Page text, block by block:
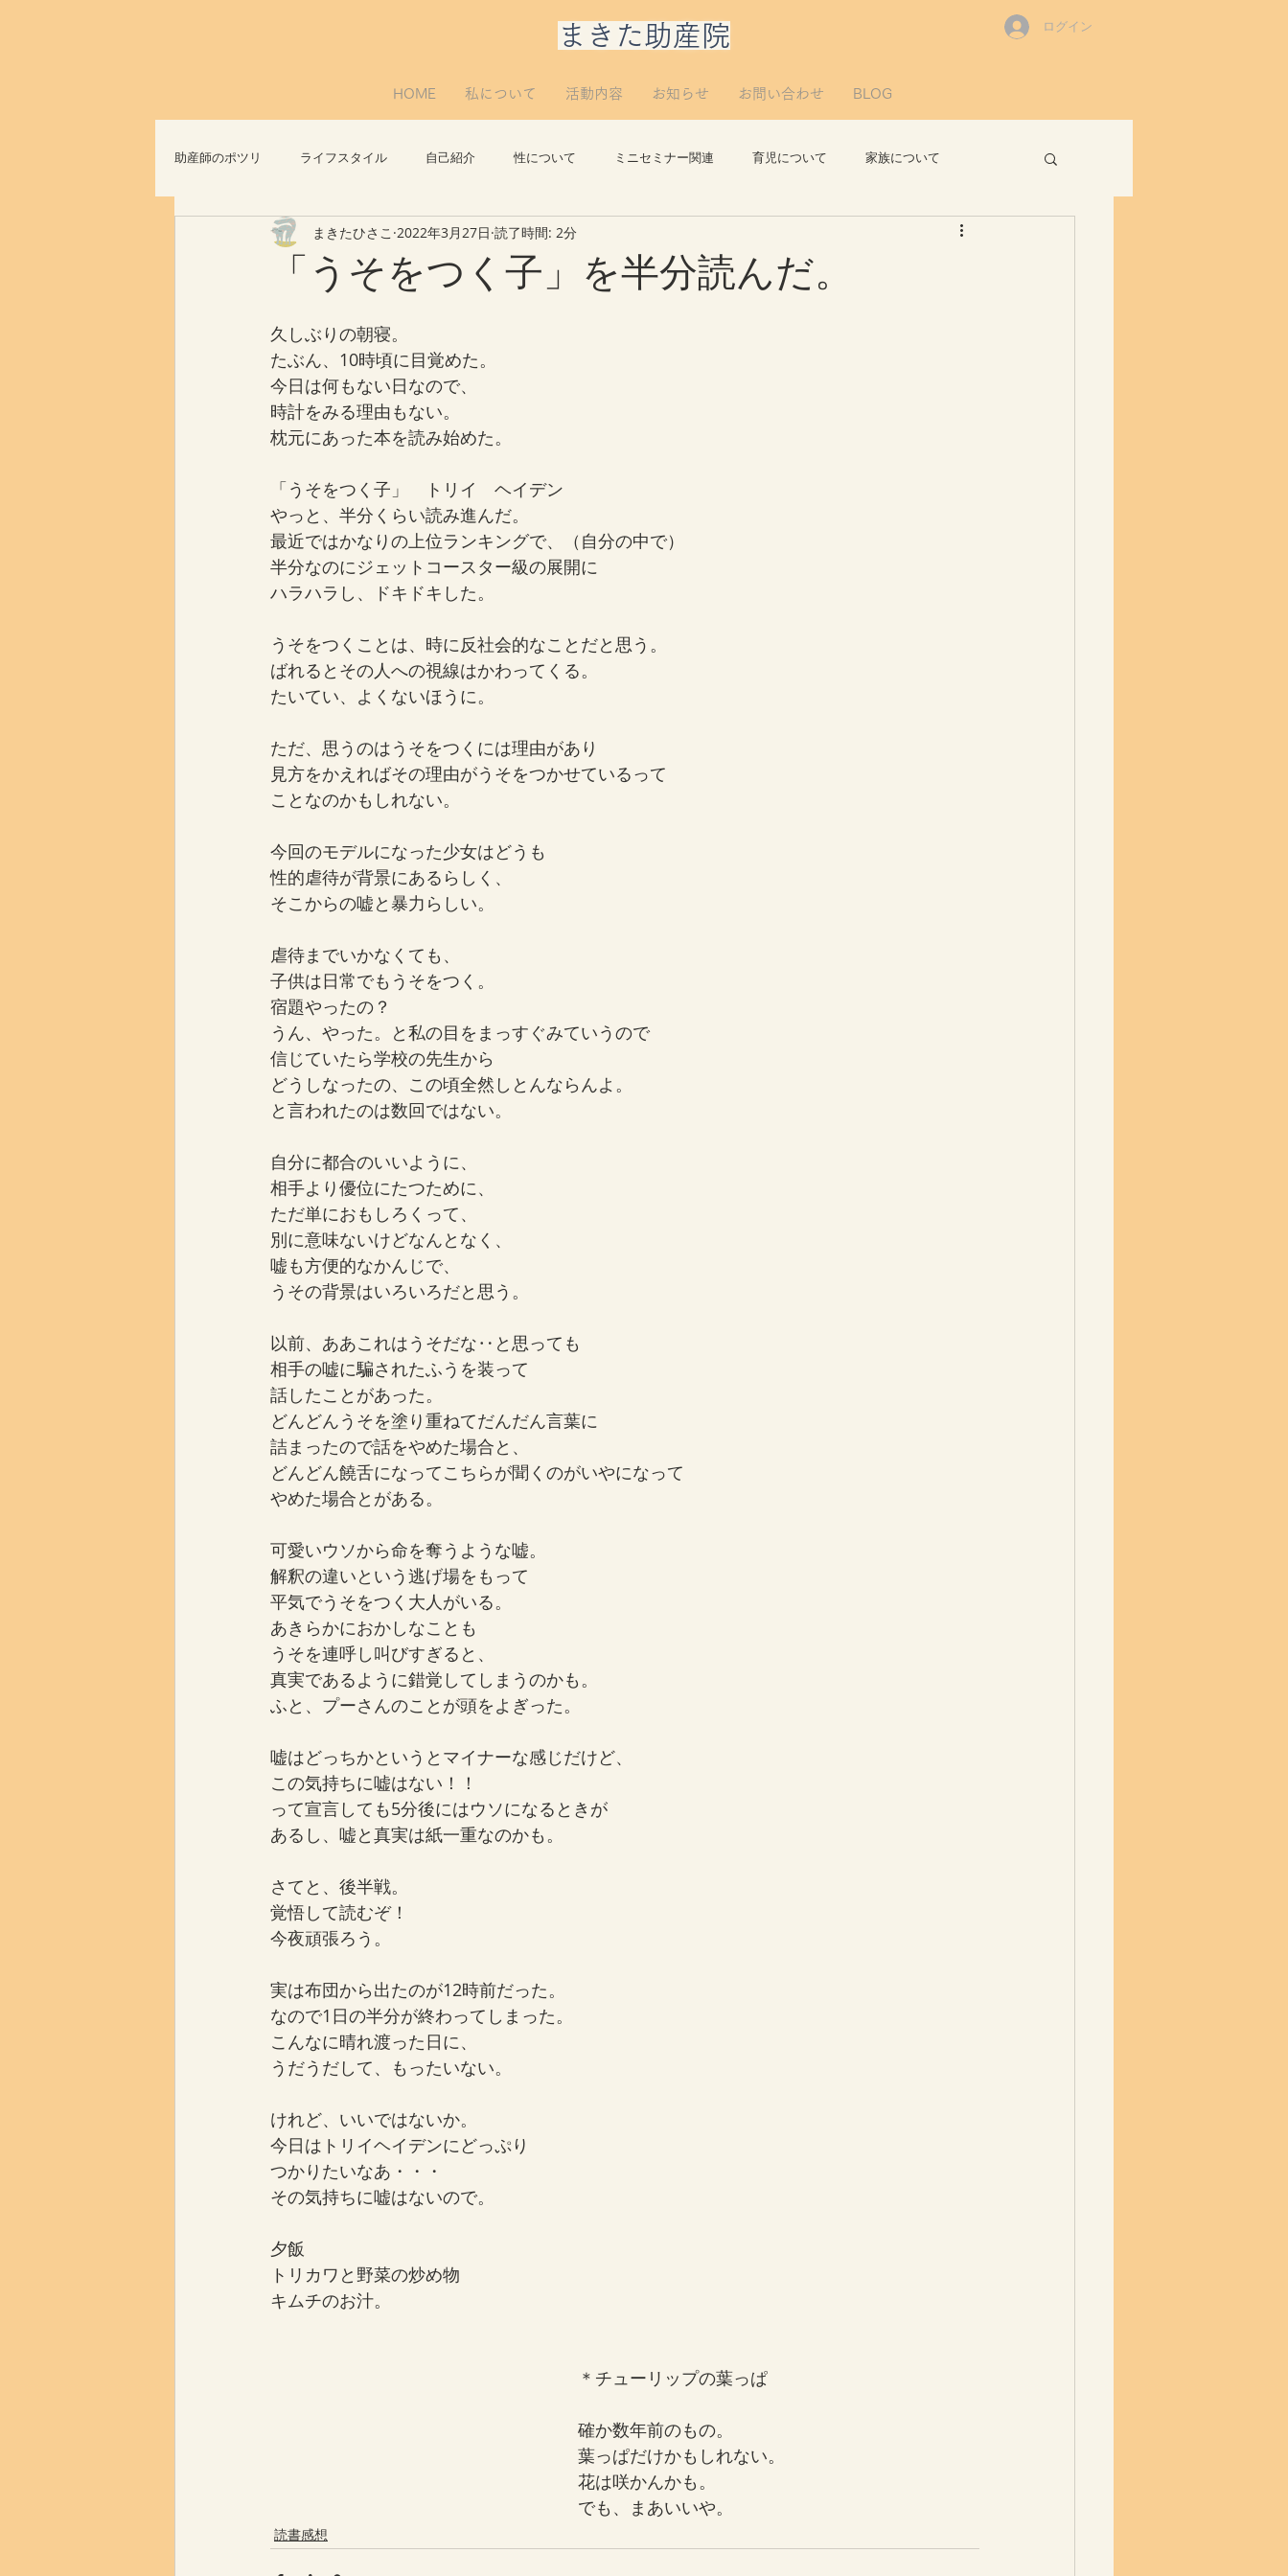
​まきた助産院 ログイン
HOME 私について 活動内容 お知らせ お問い合わせ BLOG
助産師のポツリ ライフスタイル 自己紹介 性について ミニセミナー関連 育児について 家族について
おっぱいについて 思い出 講義について
「うそをつく子」を半分読んだ。
まきたひさこ 2022年3月27日 読了時間: 2分
久しぶりの朝寝。
たぶん、10時頃に目覚めた。
今日は何もない日なので、
時計をみる理由もない。
枕元にあった本を読み始めた。
「うそをつく子」　トリイ　ヘイデン
やっと、半分くらい読み進んだ。
最近ではかなりの上位ランキングで、（自分の中で）
半分なのにジェットコースター級の展開に
ハラハラし、ドキドキした。
うそをつくことは、時に反社会的なことだと思う。
ばれるとその人への視線はかわってくる。
たいてい、よくないほうに。
ただ、思うのはうそをつくには理由があり
見方をかえればその理由がうそをつかせているって
ことなのかもしれない。
今回のモデルになった少女はどうも
性的虐待が背景にあるらしく、
そこからの嘘と暴力らしい。
虐待までいかなくても、
子供は日常でもうそをつく。
宿題やったの？
うん、やった。と私の目をまっすぐみていうので
信じていたら学校の先生から
どうしなったの、この頃全然しとんならんよ。
と言われたのは数回ではない。
自分に都合のいいように、
相手より優位にたつために、
ただ単におもしろくって、
別に意味ないけどなんとなく、
嘘も方便的なかんじで、
うその背景はいろいろだと思う。
以前、ああこれはうそだな‥と思っても
相手の嘘に騙されたふうを装って
話したことがあった。
どんどんうそを塗り重ねてだんだん言葉に
詰まったので話をやめた場合と、
どんどん饒舌になってこちらが聞くのがいやになって
やめた場合とがある。
可愛いウソから命を奪うような嘘。
解釈の違いという逃げ場をもって
平気でうそをつく大人がいる。
あきらかにおかしなことも
うそを連呼し叫びすぎると、
真実であるように錯覚してしまうのかも。
ふと、プーさんのことが頭をよぎった。
嘘はどっちかというとマイナーな感じだけど、
この気持ちに嘘はない！！
って宣言しても5分後にはウソになるときが
あるし、嘘と真実は紙一重なのかも。
さてと、後半戦。
覚悟して読むぞ！
今夜頑張ろう。
実は布団から出たのが12時前だった。
なので1日の半分が終わってしまった。
こんなに晴れ渡った日に、
うだうだして、もったいない。
けれど、いいではないか。
今日はトリイヘイデンにどっぷり
つかりたいなあ・・・
その気持ちに嘘はないので。
夕飯
トリカワと野菜の炒め物
キムチのお汁。
＊チューリップの葉っぱ
確か数年前のもの。
葉っぱだけかもしれない。
花は咲かんかも。
でも、まあいいや。
読書感想